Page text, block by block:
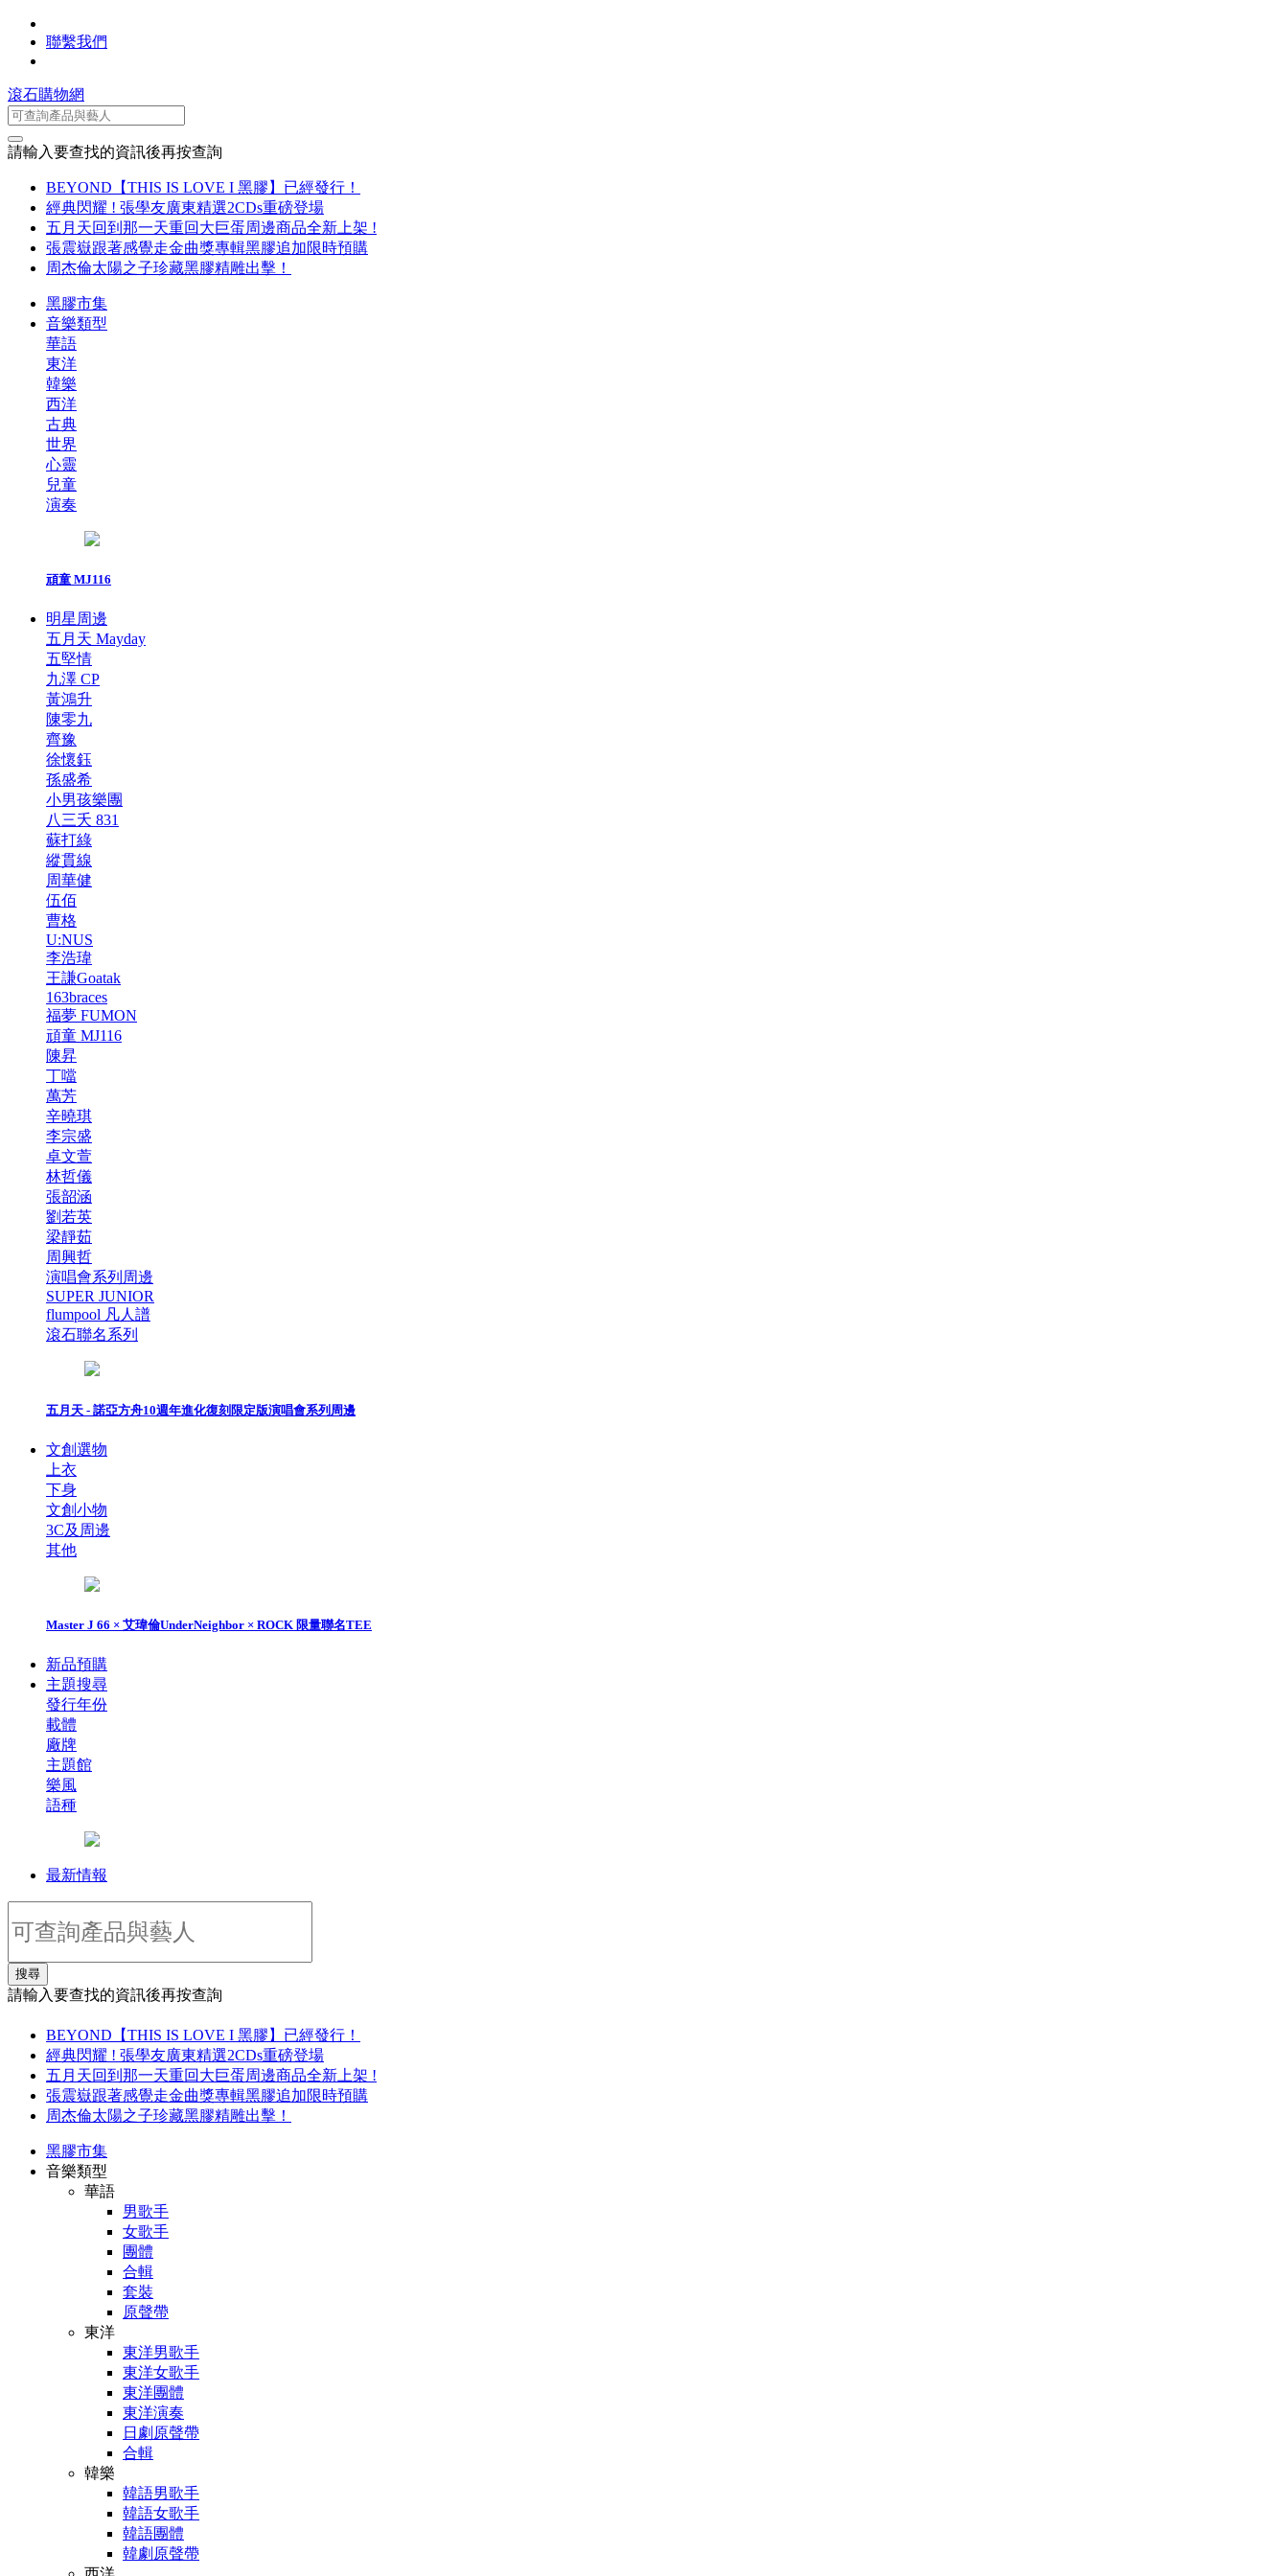
聯繫我們
滾石購物網
請輸入要查找的資訊後再按查詢
BEYOND【THIS IS LOVE I 黑膠】已經發行！
經典閃耀 ! 張學友廣東精選2CDs重磅登場
五月天回到那一天重回大巨蛋周邊商品全新上架 !
張震嶽跟著感覺走金曲獎專輯黑膠追加限時預購
周杰倫太陽之子珍藏黑膠精雕出擊！
黑膠市集
音樂類型
華語
東洋
韓樂
西洋
古典
世界
心靈
兒童
演奏
頑童 MJ116
明星周邊
五月天 Mayday
五堅情
九澤 CP
黃鴻升
陳零九
齊豫
徐懷鈺
孫盛希
小男孩樂團
八三夭 831
蘇打綠
縱貫線
周華健
伍佰
曹格
U:NUS
李浩瑋
王謙Goatak
163braces
福夢 FUMON
頑童 MJ116
陳昇
丁噹
萬芳
辛曉琪
李宗盛
卓文萱
林哲儀
張韶涵
劉若英
梁靜茹
周興哲
演唱會系列周邊
SUPER JUNIOR
flumpool 凡人譜
滾石聯名系列
五月天 - 諾亞方舟10週年進化復刻限定版演唱會系列周邊
文創選物
上衣
下身
文創小物
3C及周邊
其他
Master J 66 × 艾瑋倫UnderNeighbor × ROCK 限量聯名TEE
新品預購
主題搜尋
發行年份
載體
廠牌
主題館
樂風
語種
最新情報
搜尋
請輸入要查找的資訊後再按查詢
BEYOND【THIS IS LOVE I 黑膠】已經發行！
經典閃耀 ! 張學友廣東精選2CDs重磅登場
五月天回到那一天重回大巨蛋周邊商品全新上架 !
張震嶽跟著感覺走金曲獎專輯黑膠追加限時預購
周杰倫太陽之子珍藏黑膠精雕出擊！
黑膠市集
音樂類型
華語
男歌手
女歌手
團體
合輯
套裝
原聲帶
東洋
東洋男歌手
東洋女歌手
東洋團體
東洋演奏
日劇原聲帶
合輯
韓樂
韓語男歌手
韓語女歌手
韓語團體
韓劇原聲帶